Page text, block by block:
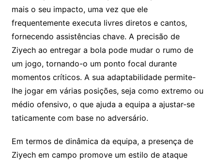
mais o seu impacto, uma vez que ele
frequentemente executa livres diretos e cantos,
fornecendo assistências chave. A precisão de
Ziyech ao entregar a bola pode mudar o rumo de
um jogo, tornando-o um ponto focal durante
momentos críticos. A sua adaptabilidade permite-
lhe jogar em várias posições, seja como extremo ou
médio ofensivo, o que ajuda a equipa a ajustar-se
taticamente com base no adversário.
Em termos de dinâmica da equipa, a presença de
Ziyech em campo promove um estilo de ataque